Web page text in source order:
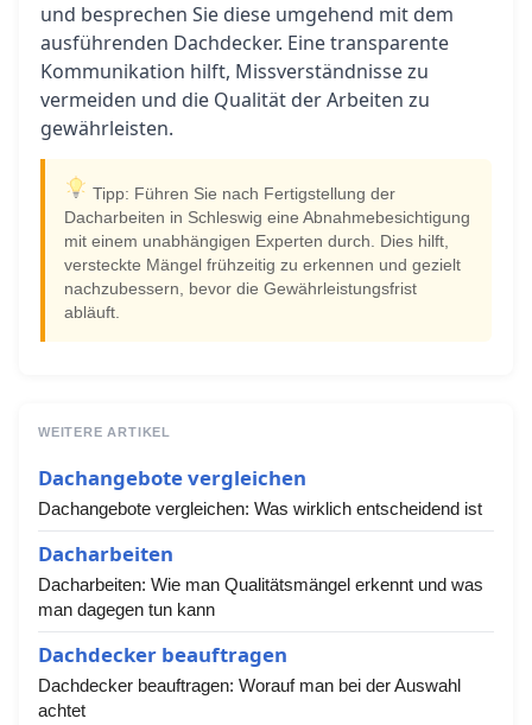
und besprechen Sie diese umgehend mit dem
ausführenden Dachdecker. Eine transparente
Kommunikation hilft, Missverständnisse zu
vermeiden und die Qualität der Arbeiten zu
gewährleisten.
Tipp: Führen Sie nach Fertigstellung der
Dacharbeiten in Schleswig eine Abnahmebesichtigung
mit einem unabhängigen Experten durch. Dies hilft,
versteckte Mängel frühzeitig zu erkennen und gezielt
nachzubessern, bevor die Gewährleistungsfrist
abläuft.
WEITERE ARTIKEL
Dachangebote vergleichen
Dachangebote vergleichen: Was wirklich entscheidend ist
Dacharbeiten
Dacharbeiten: Wie man Qualitätsmängel erkennt und was
man dagegen tun kann
Dachdecker beauftragen
Dachdecker beauftragen: Worauf man bei der Auswahl
achtet